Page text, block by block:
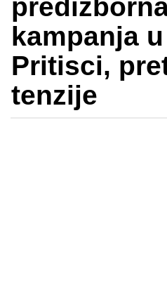
kampanja
Pritisci,
tenzije